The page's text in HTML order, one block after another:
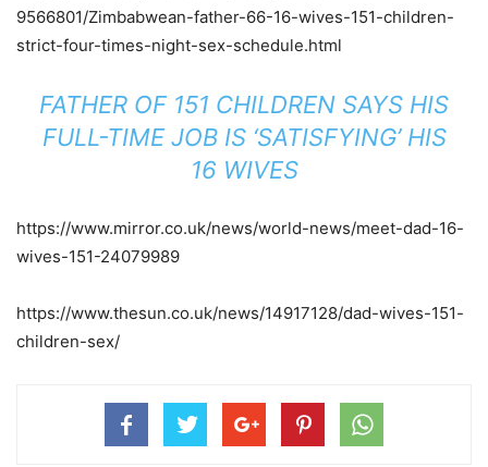
9566801/Zimbabwean-father-66-16-wives-151-children-
strict-four-times-night-sex-schedule.html
FATHER OF 151 CHILDREN SAYS HIS
FULL-TIME JOB IS ‘SATISFYING’ HIS
16 WIVES
https://www.mirror.co.uk/news/world-news/meet-dad-16-
wives-151-24079989
https://www.thesun.co.uk/news/14917128/dad-wives-151-
children-sex/